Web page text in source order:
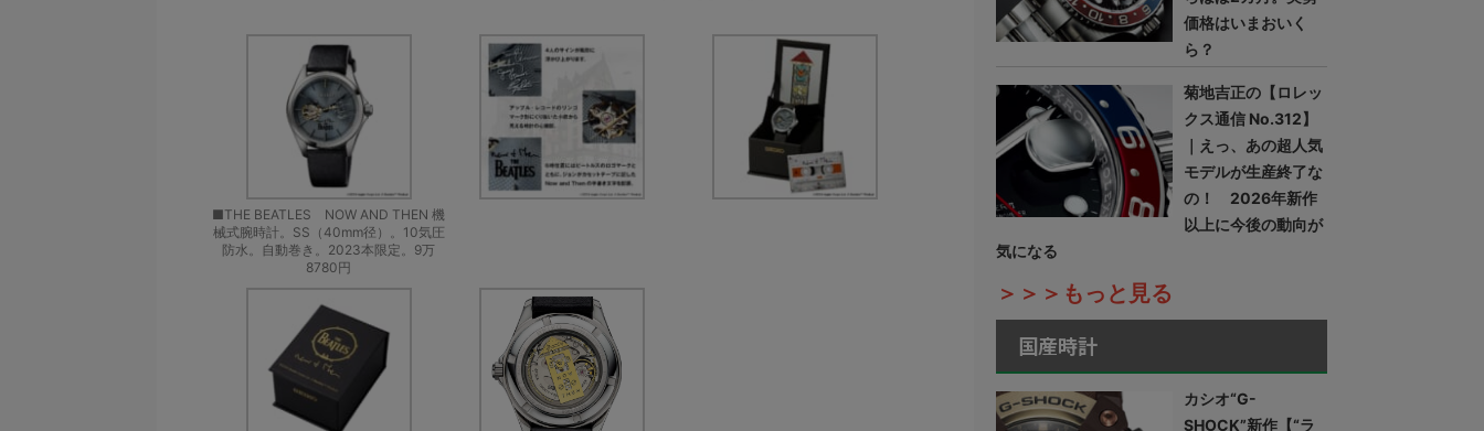
■THE BEATLES NOW AND THEN 機
械式腕時計。SS（40mm径）。10気圧
防水。自動巻き。2023本限定。9万
8780円
価格はいまおいく
ら？
菊地吉正の【ロレッ
クス通信 No.312】
｜えっ、あの超人気
モデルが生産終了な
の！ 2026年新作
以上に今後の動向が
気になる
＞＞＞もっと見る
国産時計
カシオ“G-
SHOCK”新作【“ラ